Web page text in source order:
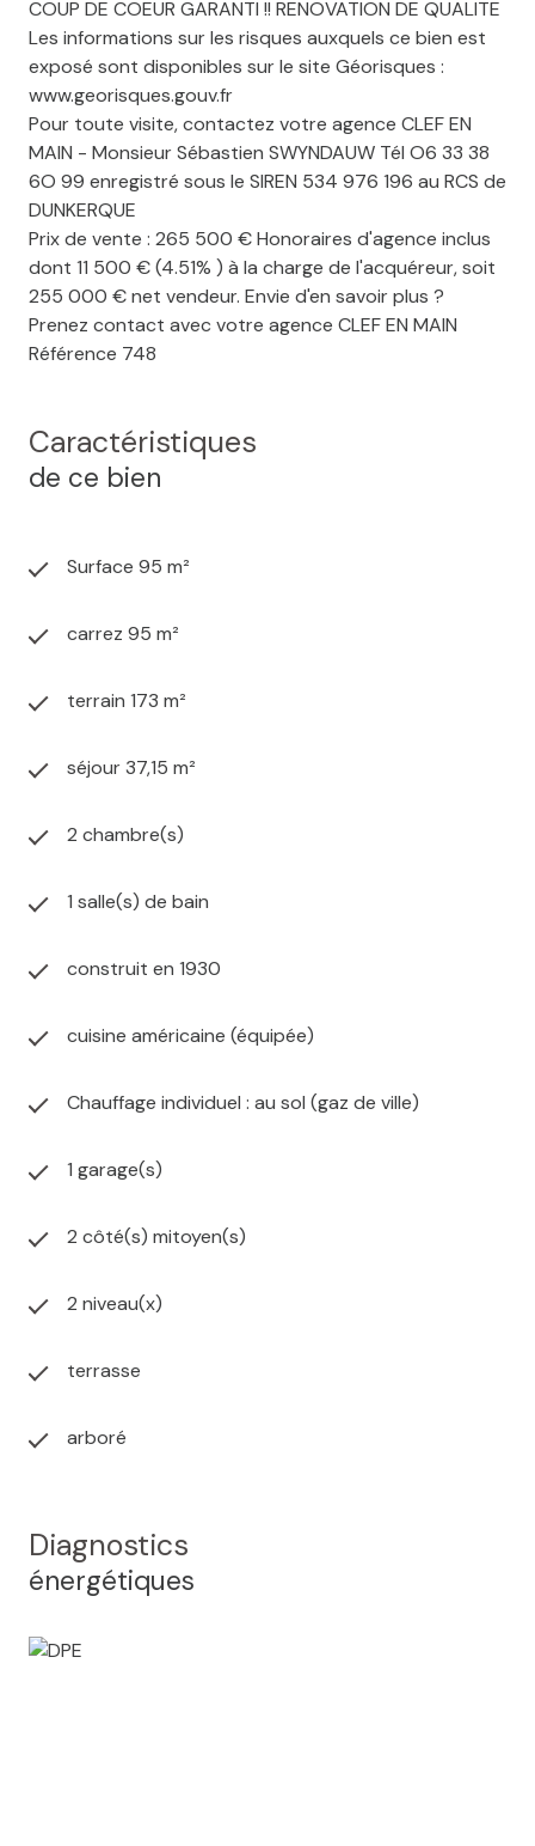
COUP DE COEUR GARANTI !! RENOVATION DE QUALITE
Les informations sur les risques auxquels ce bien est
exposé sont disponibles sur le site Géorisques :
www.georisques.gouv.fr
Pour toute visite, contactez votre agence CLEF EN
MAIN - Monsieur Sébastien SWYNDAUW Tél O6 33 38
6O 99 enregistré sous le SIREN 534 976 196 au RCS de
DUNKERQUE
Prix de vente : 265 500 € Honoraires d'agence inclus
dont 11 500 € (4.51% ) à la charge de l'acquéreur, soit
255 000 € net vendeur. Envie d'en savoir plus ?
Prenez contact avec votre agence CLEF EN MAIN
Référence 748
Caractéristiques
de ce bien
Surface 95 m²
carrez 95 m²
terrain 173 m²
séjour 37,15 m²
2 chambre(s)
1 salle(s) de bain
construit en 1930
cuisine américaine (équipée)
Chauffage individuel : au sol (gaz de ville)
1 garage(s)
2 côté(s) mitoyen(s)
2 niveau(x)
terrasse
arboré
Diagnostics
énergétiques